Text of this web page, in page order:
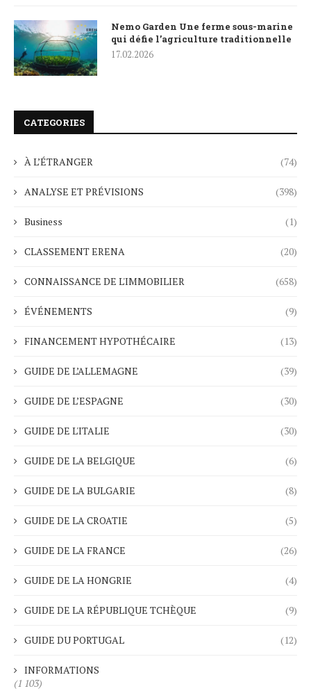
Nemo Garden Une ferme sous-marine
qui défie l’agriculture traditionnelle
17.02.2026
CATEGORIES
À L’ÉTRANGER (74)
ANALYSE ET PRÉVISIONS (398)
Business (1)
CLASSEMENT ERENA (20)
CONNAISSANCE DE L'IMMOBILIER (658)
ÉVÉNEMENTS (9)
FINANCEMENT HYPOTHÉCAIRE (13)
GUIDE DE L’ALLEMAGNE (39)
GUIDE DE L’ESPAGNE (30)
GUIDE DE L'ITALIE (30)
GUIDE DE LA BELGIQUE (6)
GUIDE DE LA BULGARIE (8)
GUIDE DE LA CROATIE (5)
GUIDE DE LA FRANCE (26)
GUIDE DE LA HONGRIE (4)
GUIDE DE LA RÉPUBLIQUE TCHÈQUE (9)
GUIDE DU PORTUGAL (12)
INFORMATIONS
(1 103)